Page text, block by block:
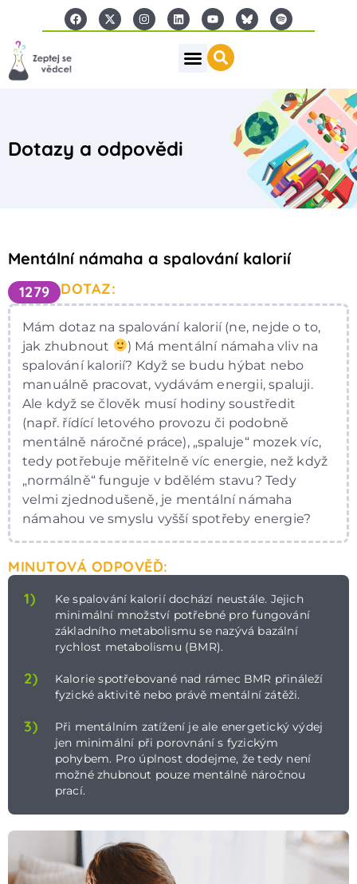
Dotazy a odpovědi
Mentální námaha a spalování kalorií
1279 DOTAZ:
Mám dotaz na spalování kalorií (ne, nejde o to,
jak zhubnout
) Má mentální námaha vliv na
spalování kalorií? Když se budu hýbat nebo
manuálně pracovat, vydávám energii, spaluji.
Ale když se člověk musí hodiny soustředit
(např. řídící letového provozu či podobně
mentálně náročné práce), „spaluje“ mozek víc,
tedy potřebuje měřitelně víc energie, než když
„normálně“ funguje v bdělém stavu? Tedy
velmi zjednodušeně, je mentální námaha
námahou ve smyslu vyšší spotřeby energie?
MINUTOVÁ ODPOVĚĎ:
1)
Ke spalování kalorií dochází neustále. Jejich
minimální množství potřebné pro fungování
základního metabolismu se nazývá bazální
rychlost metabolismu (BMR).
2)
Kalorie spotřebované nad rámec BMR přináleží
fyzické aktivitě nebo právě mentální zátěži.
3)
Při mentálním zatížení je ale energetický výdej
jen minimální při porovnání s fyzickým
pohybem. Pro úplnost dodejme, že tedy není
možné zhubnout pouze mentálně náročnou
prací.